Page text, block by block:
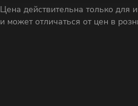
Цена действительна только для
и может отличаться от цен в